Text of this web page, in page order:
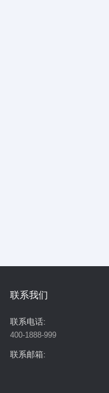
联系我们
联系电话:
400-1888-999
联系邮箱: